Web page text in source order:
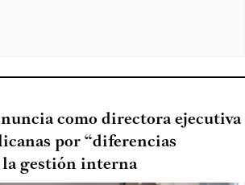
como directora ejecutiva
por “diferencias
la gestión interna